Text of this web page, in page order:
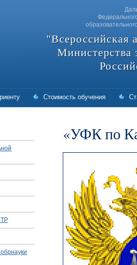
"Всероссийская
Министерства
Стоимость обучения
«УФК по